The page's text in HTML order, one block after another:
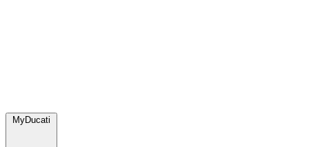
MyDucati